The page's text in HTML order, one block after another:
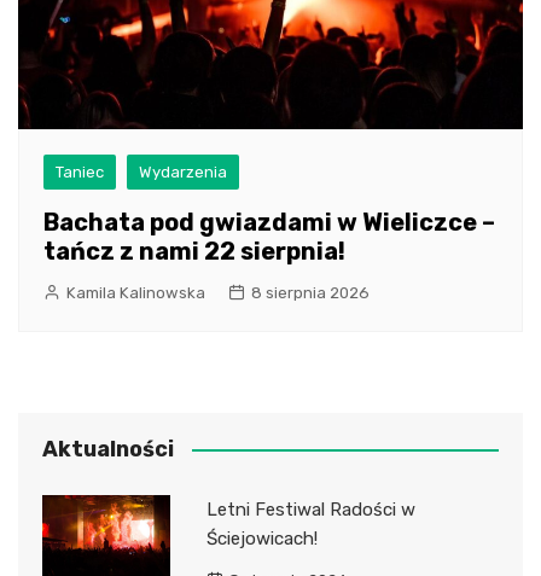
Taniec Wydarzenia
Bachata pod gwiazdami w Wieliczce –
tańcz z nami 22 sierpnia!
Kamila Kalinowska 8 sierpnia 2026
Aktualności
Letni Festiwal Radości w
Ściejowicach!